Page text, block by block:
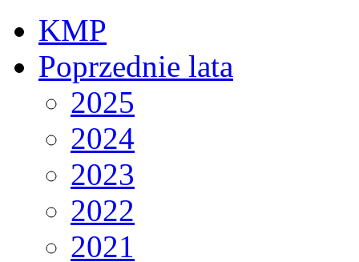
KMP
Poprzednie lata
2025
2024
2023
2022
2021